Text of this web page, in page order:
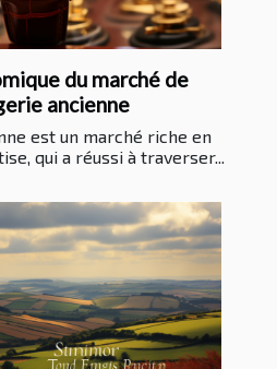
du marché de
ancienne
est un marché riche en
qui a réussi à traverser...